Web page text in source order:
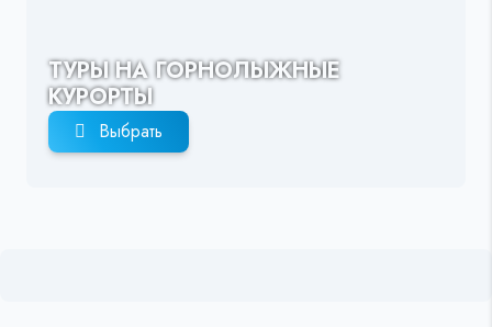
ТУРЫ НА ГОРНОЛЫЖНЫЕ
КУРОРТЫ
Выбрать